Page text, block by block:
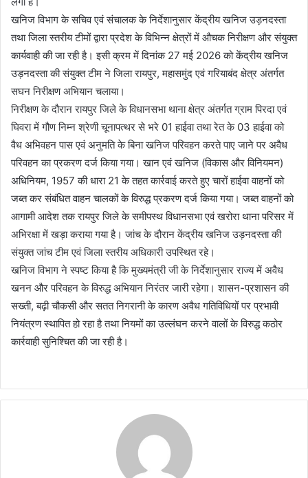
खनिज विभाग के सचिव एवं संचालक के निर्देशानुसार केंद्रीय खनिज उड़नदस्ता
तथा जिला स्तरीय टीमों द्वारा प्रदेश के विभिन्न क्षेत्रों में औचक निरीक्षण और संयुक्त
कार्यवाही की जा रही है। इसी क्रम में दिनांक 27 मई 2026 को केंद्रीय खनिज
उड़नदस्ता की संयुक्त टीम ने जिला रायपुर, महासमुंद एवं गरियाबंद क्षेत्र अंतर्गत
सघन निरीक्षण अभियान चलाया।
निरीक्षण के दौरान रायपुर जिले के विधानसभा थाना क्षेत्र अंतर्गत ग्राम पिरदा एवं
घिवरा में गौण निम्न श्रेणी चूनापत्थर से भरे 01 हाईवा तथा रेत के 03 हाईवा को
वैध अभिवहन पास एवं अनुमति के बिना खनिज परिवहन करते पाए जाने पर अवैध
परिवहन का प्रकरण दर्ज किया गया। खान एवं खनिज (विकास और विनियमन)
अधिनियम, 1957 की धारा 21 के तहत कार्रवाई करते हुए चारों हाईवा वाहनों को
जब्त कर संबंधित वाहन चालकों के विरुद्ध प्रकरण दर्ज किया गया। जब्त वाहनों को
आगामी आदेश तक रायपुर जिले के समीपस्थ विधानसभा एवं खरोरा थाना परिसर में
अभिरक्षा में खड़ा कराया गया है। जांच के दौरान केंद्रीय खनिज उड़नदस्ता की
संयुक्त जांच टीम एवं जिला स्तरीय अधिकारी उपस्थित रहे।
खनिज विभाग ने स्पष्ट किया है कि मुख्यमंत्री जी के निर्देशानुसार राज्य में अवैध
खनन और परिवहन के विरुद्ध अभियान निरंतर जारी रहेगा। शासन-प्रशासन की
सख्ती, बढ़ी चौकसी और सतत निगरानी के कारण अवैध गतिविधियों पर प्रभावी
नियंत्रण स्थापित हो रहा है तथा नियमों का उल्लंघन करने वालों के विरुद्ध कठोर
कार्रवाही सुनिश्चित की जा रही है।